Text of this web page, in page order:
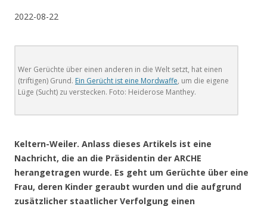
2022-08-22
Wer Gerüchte über einen anderen in die Welt setzt, hat einen
(triftigen) Grund. Ein Gerücht ist eine Mordwaffe, um die eigene
Lüge (Sucht) zu verstecken. Foto: Heiderose Manthey.
Keltern-Weiler. Anlass dieses Artikels ist eine
Nachricht, die an die Präsidentin der ARCHE
herangetragen wurde. Es geht um Gerüchte über eine
Frau, deren Kinder geraubt wurden und die aufgrund
zusätzlicher staatlicher Verfolgung einen